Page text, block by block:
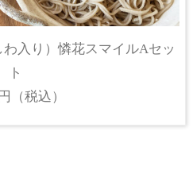
入り）憐花スマイルAセッ
ト
（税込）